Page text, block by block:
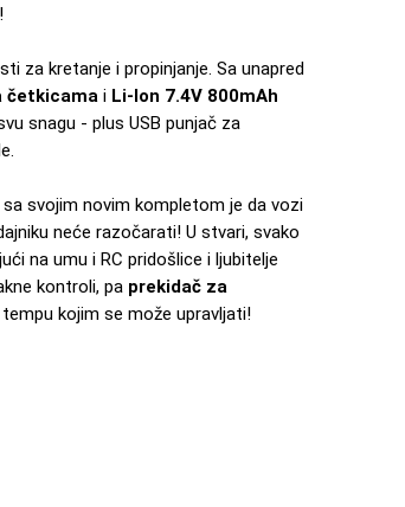
za kretanje i propinjanje. Sa unapred
četkicama i Li-Ion 7.4V 800mAh
snagu - plus USB punjač za
svojim novim kompletom je da vozi
neće razočarati! U stvari, svako
na umu i RC pridošlice i ljubitelje
kontroli, pa prekidač za
kojim se može upravljati!